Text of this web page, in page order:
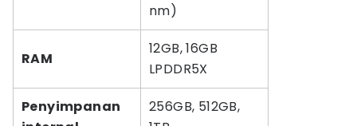
nm)
RAM
12GB, 16GB
LPDDR5X
Penyimpanan
256GB, 512GB,